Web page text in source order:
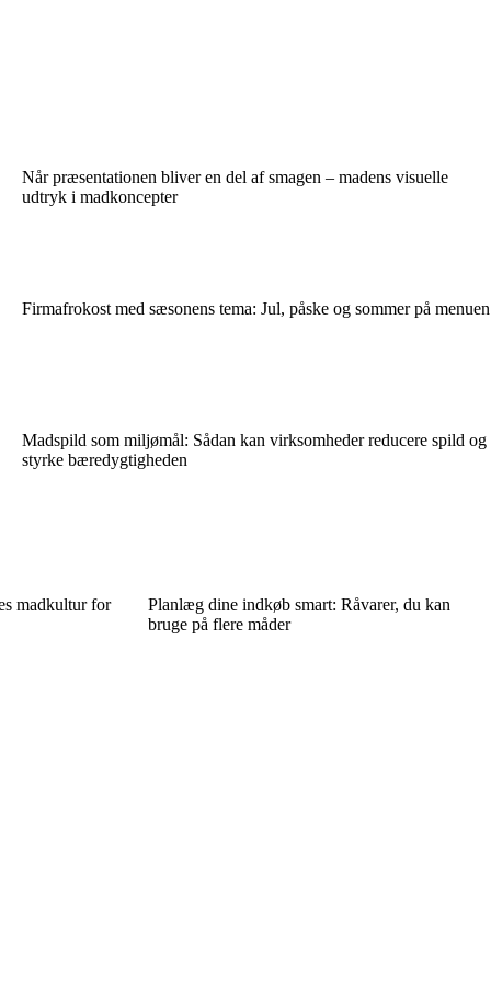
Når præsentationen bliver en del af smagen – madens visuelle
udtryk i madkoncepter
Firmafrokost med sæsonens tema: Jul, påske og sommer på menuen
Madspild som miljømål: Sådan kan virksomheder reducere spild og
styrke bæredygtigheden
madkultur for
Planlæg dine indkøb smart: Råvarer, du kan
bruge på flere måder